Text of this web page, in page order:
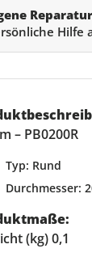
Hilfe
– PB0200R
Typ: Rund
Durchmesser:
(kg) 0,1